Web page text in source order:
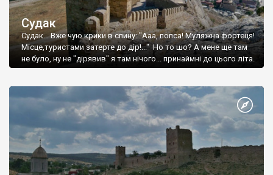
Судак
Судак... Вже чую крики в спину: "Ааа, попса! Муляжна фортеця!
Місце,туристами затерте до дір!..." Но то шо? А мене ще там
не було, ну не "дірявив" я там нічого... принаймні до цього літа.